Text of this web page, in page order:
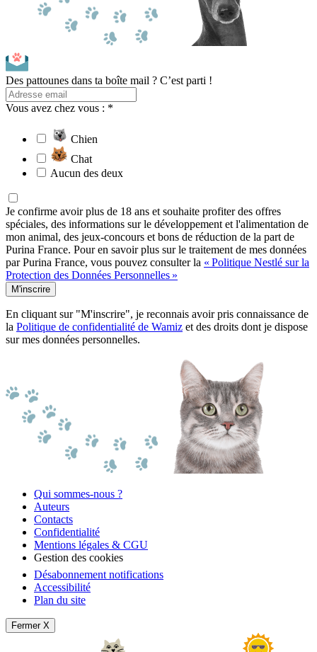
Des pattounes dans ta boîte mail ? C’est parti !
Vous avez chez vous : *
Chien
Chat
Aucun des deux
Je confirme avoir plus de 18 ans et souhaite profiter des offres
spéciales, des informations sur le développement et l'alimentation de
mon animal, des jeux-concours et bons de réduction de la part de
Purina France. Pour en savoir plus sur le traitement de mes données
par Purina France, vous pouvez consulter la « Politique Nestlé sur la
Protection des Données Personnelles »
M'inscrire
En cliquant sur "M'inscrire", je reconnais avoir pris connaissance de
la Politique de confidentialité de Wamiz et des droits dont je dispose
sur mes données personnelles.
Qui sommes-nous ?
Auteurs
Contacts
Confidentialité
Mentions légales & CGU
Gestion des cookies
Désabonnement notifications
Accessibilité
Plan du site
Fermer X